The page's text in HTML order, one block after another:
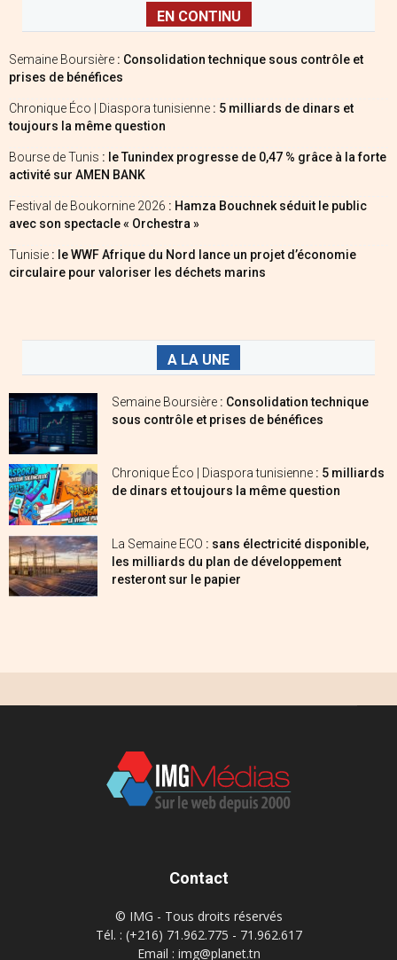
EN CONTINU
Semaine Boursière : Consolidation technique sous contrôle et
prises de bénéfices
Chronique Éco | Diaspora tunisienne : 5 milliards de dinars et
toujours la même question
Bourse de Tunis : le Tunindex progresse de 0,47 % grâce à la forte
activité sur AMEN BANK
Festival de Boukornine 2026 : Hamza Bouchnek séduit le public
avec son spectacle « Orchestra »
Tunisie : le WWF Afrique du Nord lance un projet d’économie
circulaire pour valoriser les déchets marins
A LA UNE
Semaine Boursière : Consolidation technique
sous contrôle et prises de bénéfices
Chronique Éco | Diaspora tunisienne : 5 milliards
de dinars et toujours la même question
La Semaine ECO : sans électricité disponible,
les milliards du plan de développement
resteront sur le papier
Contact
© IMG - Tous droits réservés
Tél. : (+216) 71.962.775 - 71.962.617
Email : img@planet.tn